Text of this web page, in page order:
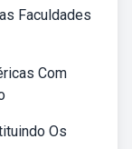
Faculdades
Com
Os